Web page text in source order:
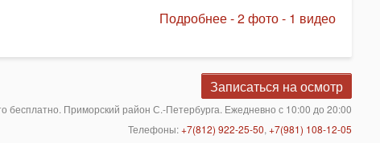
Подробнее - 2 фото - 1 видео
Записаться на осмотр
бесплатно. Приморский район С.-Петербурга. Ежедневно с 10:00 до 20:00
Телефоны:+7(812) 922-25-50, +7(981) 108-12-05